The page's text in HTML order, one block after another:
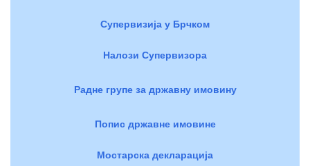
Супервизија у Брчком
Налози Супервизора
Радне групе за државну имовину
Попис државне имовине
Мостарска декларација